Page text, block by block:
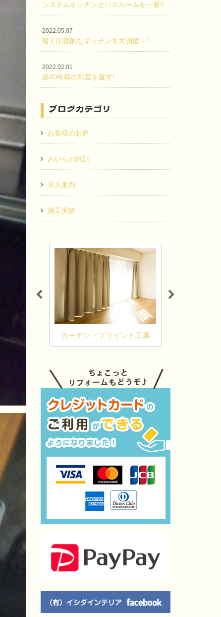
システムキッチンとバスルームを一新!!
2022.05.07
暗く閉鎖的なキッチンを大開放～!
2022.02.01
築40年程の和室を直す!
ブログカテゴリ
お客様のお声
おいらの日記
求人案内
施工実績
カーテン・ブラインド工事